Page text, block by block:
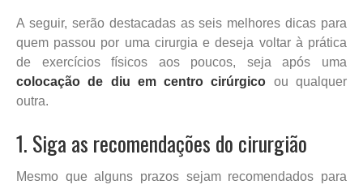
A seguir, serão destacadas as seis melhores dicas para
quem passou por uma cirurgia e deseja voltar à prática
de exercícios físicos aos poucos, seja após uma
colocação de diu em centro cirúrgico ou qualquer
outra.
1. Siga as recomendações do cirurgião
Mesmo que alguns prazos sejam recomendados para